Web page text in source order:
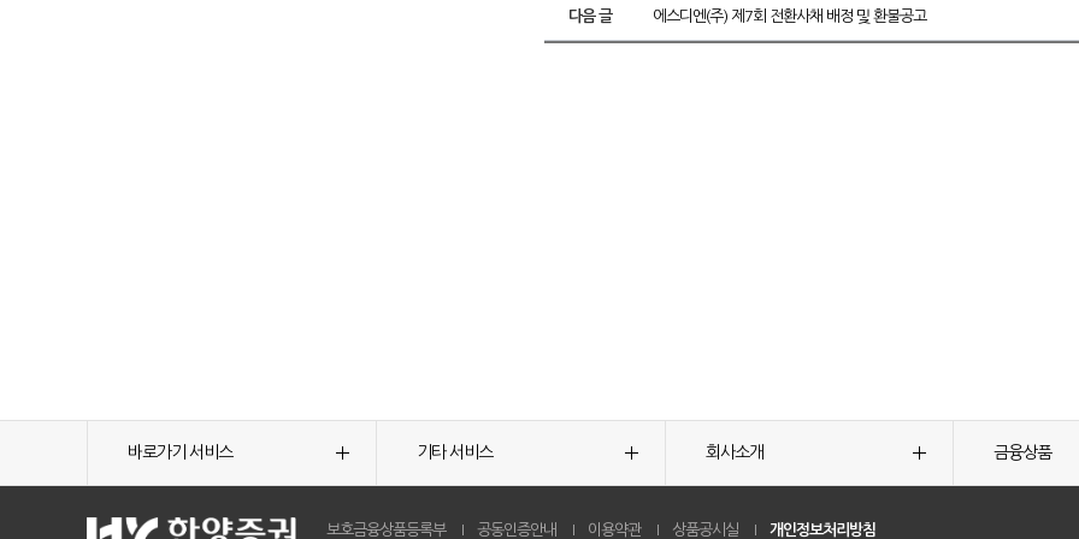
다음 글 에스디엔(주) 제7회 전환사채 배정 및 환불공고
바로가기 서비스 기타 서비스 회사소개 금융상품
보호금융상품등록부 공동인증안내 이용약관 상품공시실 개인정보처리방침